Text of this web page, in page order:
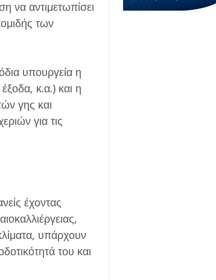
να αντιμετωπίσει
των
υπουργεία η
κ.α.) και η
γης και
για τις
έχοντας
υπάρχουν
του και